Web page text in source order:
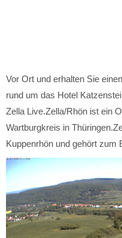
Vor Ort und erhalten Sie
rund um das Hotel
Zella Live.Zella/Rhön ist ein
Wartburgkreis in
Kuppenrhön und gehört zum